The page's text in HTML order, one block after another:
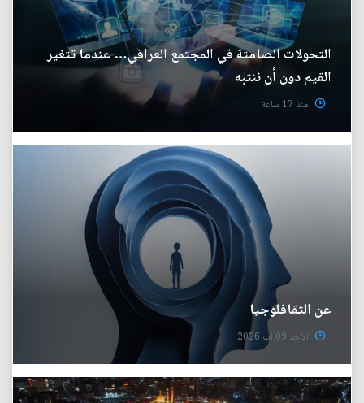
التحولات الصامتة في المجتمع العراقي… عندما تتغير
القيم دون أن ننتبه
منذ 17 ساعة
عن الثقافلوجيا
الأحد 09 آب 2026